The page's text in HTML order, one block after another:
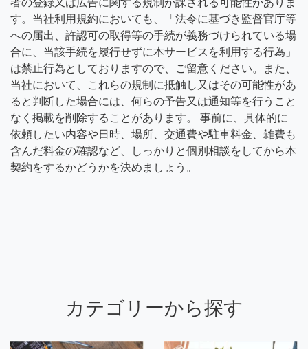
す。当社利用規約においても、「法令に基づき監督官庁等
への届出、許認可の取得等の手続が義務づけられている場
合に、当該手続を履行せずに本サービスを利用する行為」
は禁止行為としておりますので、ご留意ください。また、
当社において、これらの規制に抵触し又はその可能性があ
ると判断した場合には、何らの予告又は通知等を行うこと
なく掲載を削除することがあります。 事前に、具体的に
依頼したい内容や日時、場所、交通費や駐車料金、雑費も
含んだ料金の確認など、しっかりと個別相談をしてから本
契約をするかどうかを決めましょう。
カテゴリーから探す